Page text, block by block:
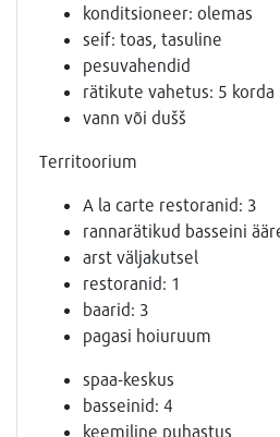
konditsioneer: olemas
seif: toas, tasuline
pesuvahendid
rätikute vahetus: 5 korda
vann või dušš
Territoorium
A la carte restoranid: 3
rannarätikud basseini
arst väljakutsel
restoranid: 1
baarid: 3
pagasi hoiuruum
spaa-keskus
basseinid: 4
keemiline puhastus